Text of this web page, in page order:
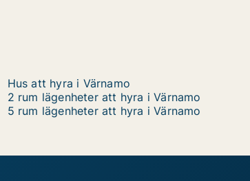
Hus att hyra i Värnamo
2 rum lägenheter att hyra i Värnamo
5 rum lägenheter att hyra i Värnamo